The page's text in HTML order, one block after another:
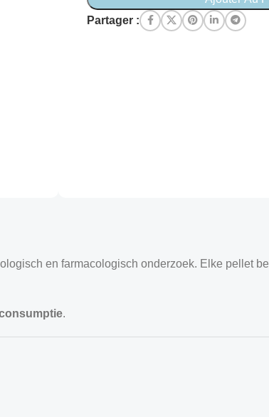
Partager :
en farmacologisch onderzoek. Elke pellet
.